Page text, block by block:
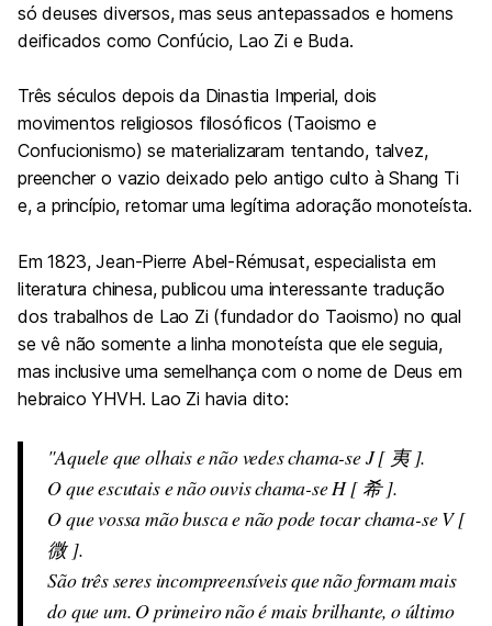
só deuses diversos, mas seus antepassados e homens
deificados como Confúcio, Lao Zi e Buda.
Três séculos depois da Dinastia Imperial, dois
movimentos religiosos filosóficos (Taoismo e
Confucionismo) se materializaram tentando, talvez,
preencher o vazio deixado pelo antigo culto à Shang Ti
e, a princípio, retomar uma legítima adoração monoteísta.
Em 1823, Jean-Pierre Abel-Rémusat, especialista em
literatura chinesa, publicou uma interessante tradução
dos trabalhos de Lao Zi (fundador do Taoismo) no qual
se vê não somente a linha monoteísta que ele seguia,
mas inclusive uma semelhança com o nome de Deus em
hebraico YHVH. Lao Zi havia dito:
Aquele que olhais e não vedes chama-se J [ 夷 ].
O que escutais e não ouvis chama-se H [ 希 ].
O que vossa mão busca e não pode tocar chama-se V [
微 ].
São três seres incompreensíveis que não formam mais
do que um. O primeiro não é mais brilhante, o último